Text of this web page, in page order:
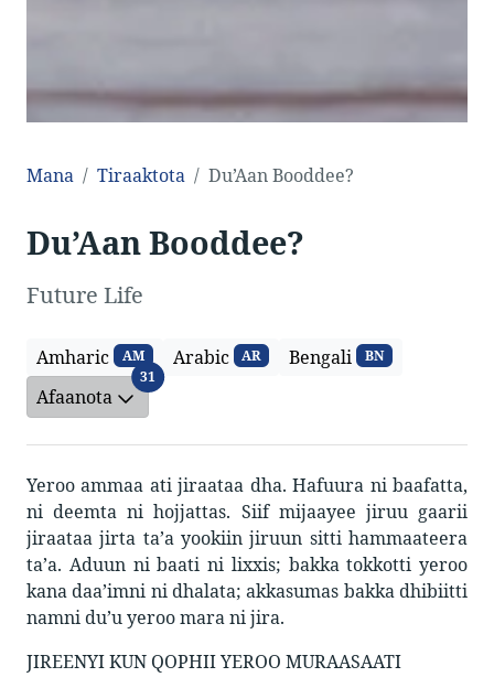
Mana Tiraaktota Du’Aan Booddee?
Du’Aan Booddee?
Future Life
Amharic AM Arabic AR Bengali BN
Afaanota
31 Afaanota
Yeroo ammaa ati jiraataa dha. Hafuura ni baafatta,
ni deemta ni hojjattas. Siif mijaayee jiruu gaarii
jiraataa jirta ta’a yookiin jiruun sitti hammaateera
ta’a. Aduun ni baati ni lixxis; bakka tokkotti yeroo
kana daa’imni ni dhalata; akkasumas bakka dhibiitti
namni du’u yeroo mara ni jira.
JIREENYI KUN QOPHII YEROO MURAASAATI